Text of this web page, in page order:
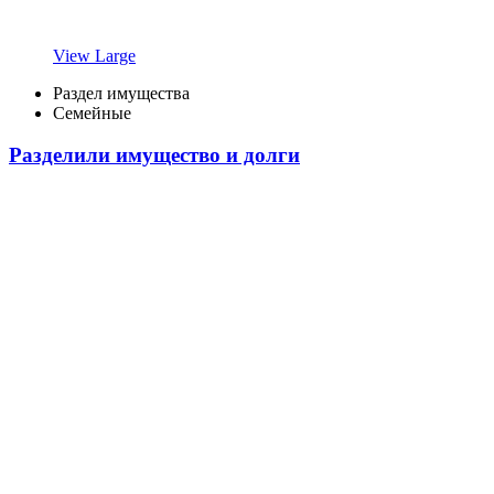
View Large
Раздел имущества
Семейные
Разделили имущество и долги